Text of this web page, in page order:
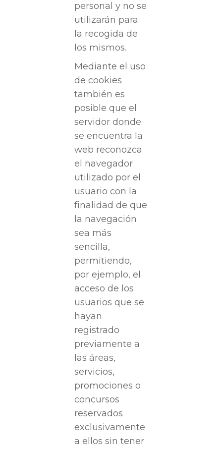
personal y no se
utilizarán para
la recogida de
los mismos.
Mediante el uso
de cookies
también es
posible que el
servidor donde
se encuentra la
web reconozca
el navegador
utilizado por el
usuario con la
finalidad de que
la navegación
sea más
sencilla,
permitiendo,
por ejemplo, el
acceso de los
usuarios que se
hayan
registrado
previamente a
las áreas,
servicios,
promociones o
concursos
reservados
exclusivamente
a ellos sin tener